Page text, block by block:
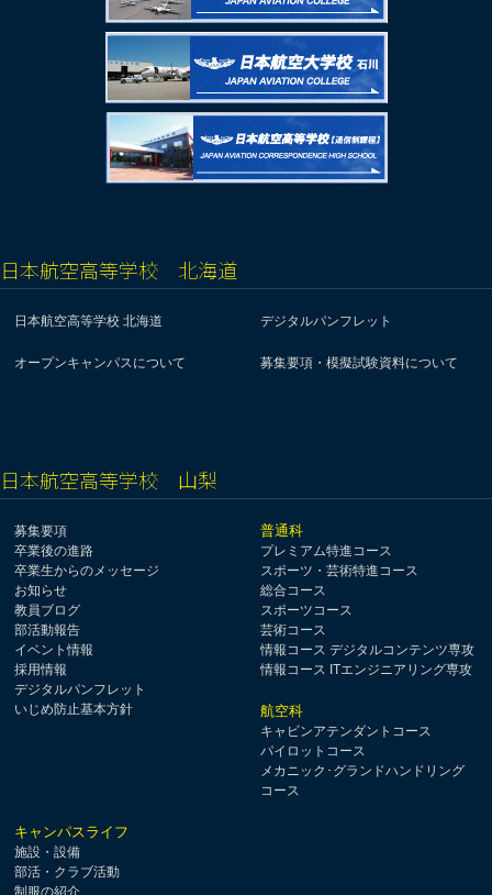
日本航空高等学校 北海道
日本航空高等学校 北海道 デジタルパンフレット
オープンキャンパスについて 募集要項・模擬試験資料について
日本航空高等学校 山梨
募集要項
卒業後の進路
卒業生からのメッセージ
お知らせ
教員ブログ
部活動報告
イベント情報
採用情報
デジタルパンフレット
いじめ防止基本方針
普通科
プレミアム特進コース
スポーツ・芸術特進コース
総合コース
スポーツコース
芸術コース
情報コース デジタルコンテンツ専攻
情報コース ITエンジニアリング専攻
航空科
キャビンアテンダントコース
パイロットコース
メカニック･グランドハンドリング
コース
キャンパスライフ
施設・設備
部活・クラブ活動
制服の紹介